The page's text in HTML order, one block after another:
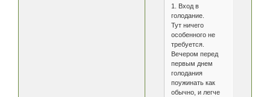
1. Вход в
голодание.
Тут ничего
особенного не
требуется.
Вечером перед
первым днем
голодания
поужинать как
обычно, и легче